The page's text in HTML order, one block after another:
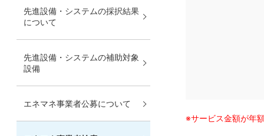
先進設備・システムの採択結果
について
先進設備・システムの補助対象
設備
エネマネ事業者公募について
※サービス金額が年